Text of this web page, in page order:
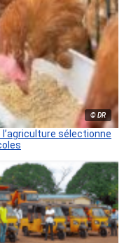
© DR
l’agriculture sélectionne